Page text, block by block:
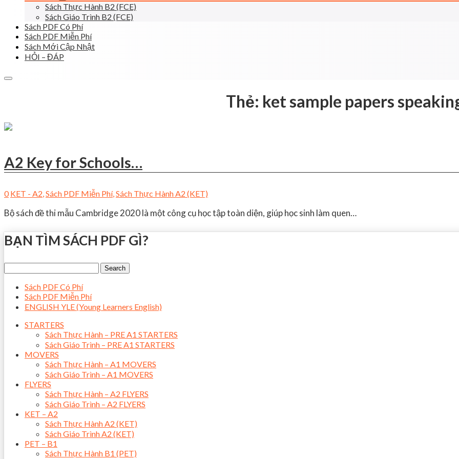
Sách Thực Hành B2 (FCE)
Sách Giáo Trình B2 (FCE)
Sách PDF Có Phí
Sách PDF Miễn Phí
Sách Mới Cập Nhật
HỎI – ĐÁP
Thẻ: ket sample papers
A2 Key for Schools…
0 KET - A2,Sách PDF Miễn Phí,Sách Thực Hành A2 (KET)
Bộ sách đề thi mẫu Cambridge 2020 là một công cụ học tập toàn diện, giúp học sinh làm quen…
BẠN TÌM SÁCH PDF GÌ?
Sách PDF Có Phí
Sách PDF Miễn Phí
ENGLISH YLE (Young Learners English)
STARTERS
Sách Thực Hành – PRE A1 STARTERS
Sách Giáo Trình – PRE A1 STARTERS
MOVERS
Sách Thực Hành – A1 MOVERS
Sách Giáo Trình – A1 MOVERS
FLYERS
Sách Thực Hành – A2 FLYERS
Sách Giáo Trình – A2 FLYERS
KET – A2
Sách Thực Hành A2 (KET)
Sách Giáo Trình A2 (KET)
PET – B1
Sách Thực Hành B1 (PET)